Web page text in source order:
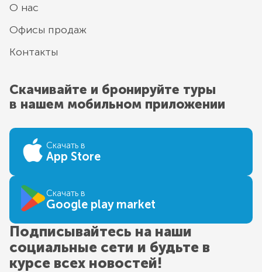
О нас
Офисы продаж
Контакты
Скачивайте и бронируйте туры
в нашем мобильном приложении
Скачать в
App Store
Скачать в
Google play market
Подписывайтесь на наши
социальные сети и будьте в
курсе всех новостей!